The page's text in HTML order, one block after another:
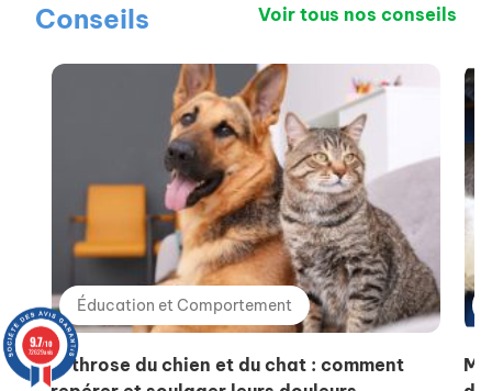
Conseils Voir tous nos conseils
Éducation et Comportement
Arthrose du chien et du chat : comment
9.7/10
72629 avis